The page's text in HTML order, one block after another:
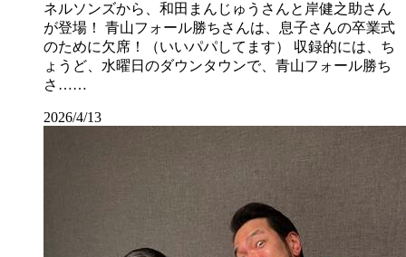
ネルソンズから、和田まんじゅうさんと岸健之助さん
が登場！ 青山フォール勝ちさんは、息子さんの卒業式
のために欠席！（いいパパしてます） 収録的には、ち
ょうど、水曜日のダウンタウンで、青山フォール勝ち
さ……
2026/4/13